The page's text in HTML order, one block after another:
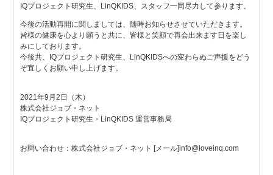
IQプロジェクト研究生、LinQKIDS、スタッフ一同尽力して参ります。
今後の活動再開に関しましては、随時お知らせさせていただきます。
皆様の健康を心より願うと共に、皆様と笑顔で再会出来ます日を楽し
みにしております。
今後共、IQプロジェクト研究生、LinQKIDSへの変わらぬご声援をどう
ぞ宜しくお願い申し上げます。
2021年9月2日（木）
株式会社ジョブ・ネット
IQプロジェクト研究生・LinQKIDS 運営事務局
お問い合わせ：株式会社ジョブ・ネット [メール]info@loveinq.com